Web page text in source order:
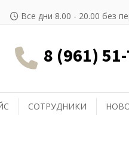
Все дни 8.00 - 20.00 без
8 (961)
СОТРУДНИКИ